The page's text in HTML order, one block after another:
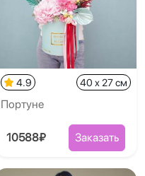
4.9 40 x 27 см
Портуне
10588₽ Заказать